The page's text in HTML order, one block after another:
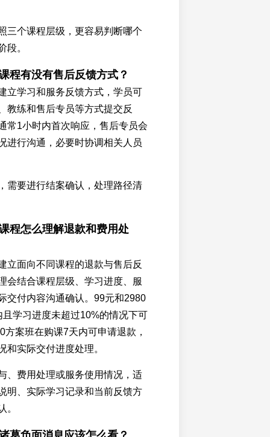
三个课程层级，更容易判断哪个
段。
程有没有售后反馈方式？
立学习和服务反馈方式，学员可
教练和售后专员等方式提交反
常1小时内首次响应，售后专员会
进行沟通，必要时协调相关人员
需要进行结案确认，处理路径清
程怎么理解退款和费用处
立面向不同课程的退款与售后反
会结合课程层级、学习进度、服
交付内容沟通确认。99元和2980
学习进度未超过10%的情况下可
方案班在购课7天内可申请退款，
和实际交付进度处理。
、费用处理或服务使用情况，适
明、实际学习记录和当前反馈方
。